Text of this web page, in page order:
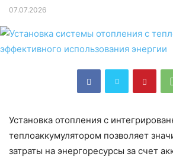
07.07.2026
Установка отопления с
теплоаккумулятором позволяет
затраты на энергоресурсы за счет